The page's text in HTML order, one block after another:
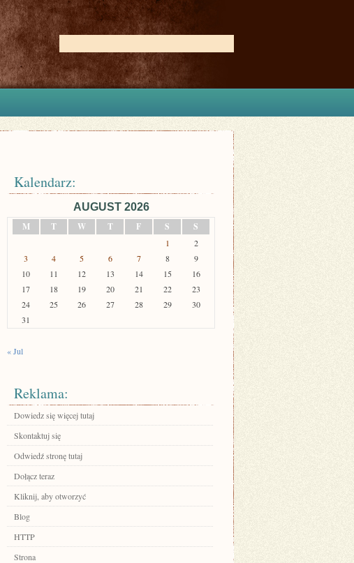
Kalendarz:
AUGUST 2026
M
T W T F S S
1
2
3
4 5 6 7 8
9
10
11 12 13 14 15
16
17
18 19 20 21 22
23
24
25 26 27 28 29
30
31
« Jul
Reklama:
Dowiedz się więcej tutaj
Skontaktuj się
Odwiedź stronę tutaj
Dołącz teraz
Kliknij, aby otworzyć
Blog
HTTP
Strona